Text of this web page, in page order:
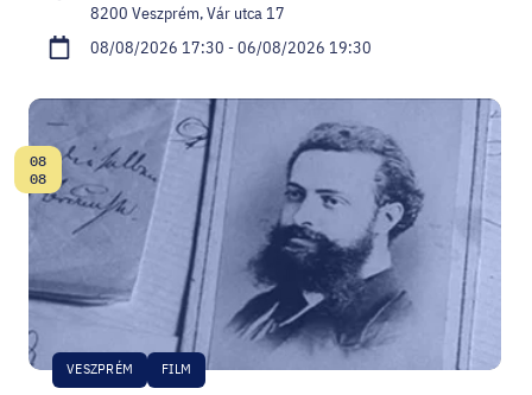
8200 Veszprém, Vár utca 17
08/08/2026 17:30 - 06/08/2026 19:30
VESZPRÉM FILM
Date:
08
08